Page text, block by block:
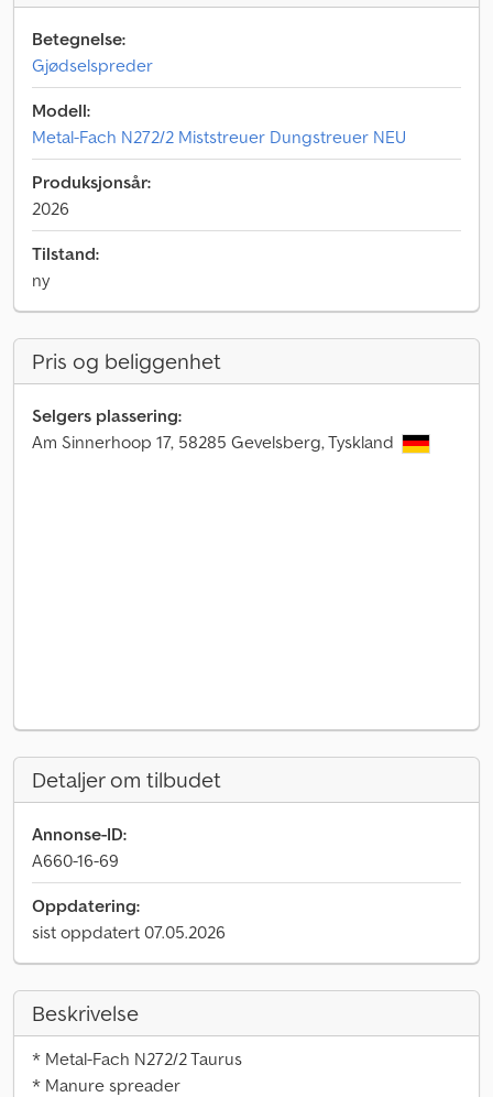
Betegnelse:
Gjødselspreder
Modell:
Metal-Fach N272/2 Miststreuer Dungstreuer NEU
Produksjonsår:
2026
Tilstand:
ny
Pris og beliggenhet
Selgers plassering:
Am Sinnerhoop 17, 58285 Gevelsberg, Tyskland
Detaljer om tilbudet
Annonse-ID:
A660-16-69
Oppdatering:
sist oppdatert 07.05.2026
Beskrivelse
* Metal-Fach N272/2 Taurus
* Manure spreader